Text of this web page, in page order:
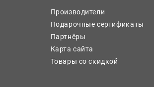
Производители
Подарочные сертификаты
Партнёры
Карта сайта
Товары со скидкой